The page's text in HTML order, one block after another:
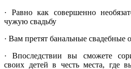
· Равно как совершенно
чужую свадьбу
· Вам претят банальные свадебные
· Впоследствии вы сможете
своих детей в честь места, где